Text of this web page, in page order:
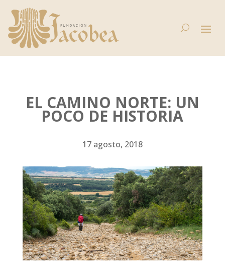
EL CAMINO NORTE: UN
POCO DE HISTORIA
17 agosto, 2018